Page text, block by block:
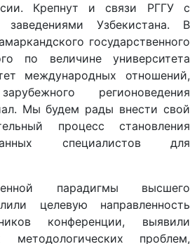
Крепнут и связи РГГУ с
Узбекистана. В
государственного
по величине университета
международных отношений,
регионоведения
Мы будем рады внести свой
процесс становления
специалистов для
парадигмы высшего
целевую направленность
конференции, выявили
методологических проблем,